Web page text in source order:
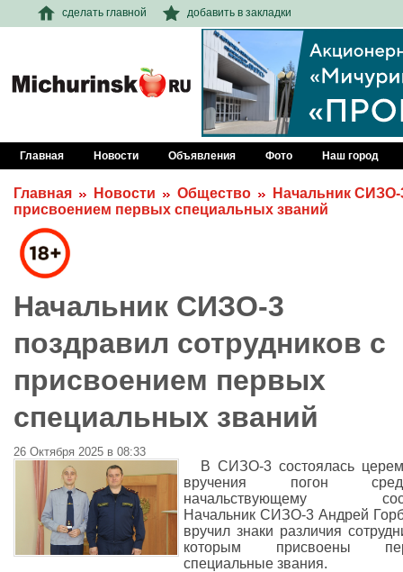
сделать главной добавить в закладки
Главная Новости Объявления Фото Наш город
Главная Новости Общество
Начальник СИЗО-
присвоением первых специальных званий
Начальник СИЗО-3
поздравил сотрудников с
присвоением первых
специальных званий
26 Октября 2025 в 08:33
В СИЗО‑3 состоялась
вручения погон
начальствующему
Начальник СИЗО-3 Андрей
вручил знаки различия
которым присвоены
специальные звания.